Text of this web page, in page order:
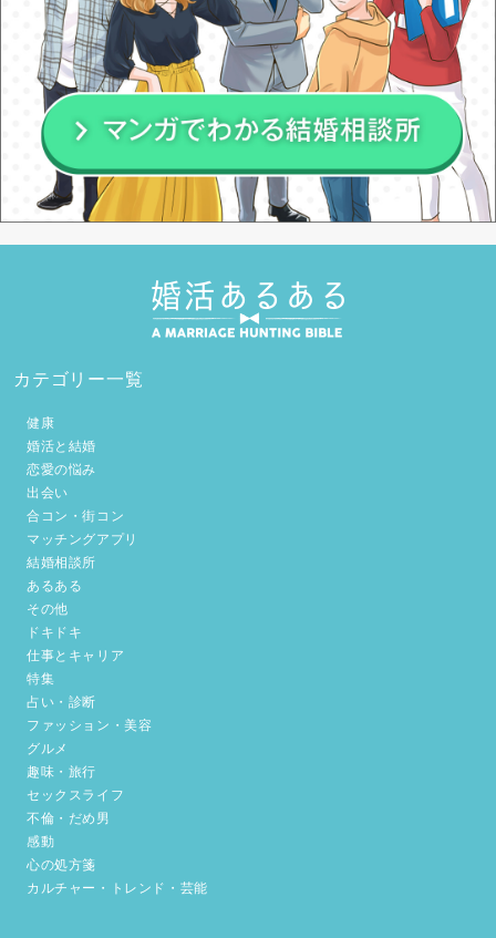
カテゴリー一覧
健康
婚活と結婚
恋愛の悩み
出会い
合コン・街コン
マッチングアプリ
結婚相談所
あるある
その他
ドキドキ
仕事とキャリア
特集
占い・診断
ファッション・美容
グルメ
趣味・旅行
セックスライフ
不倫・だめ男
感動
心の処方箋
カルチャー・トレンド・芸能